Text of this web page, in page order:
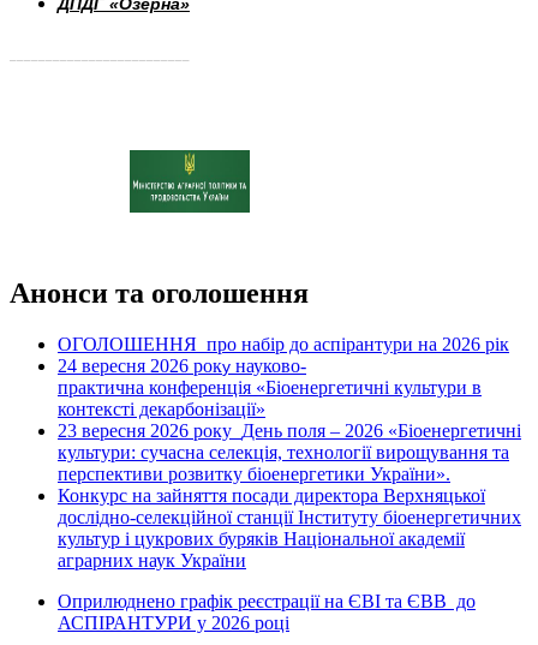
ДПДГ «Озерна»
Анонси та оголошення
ОГОЛОШЕННЯ про набір до аспірантури на 2026 рік
24 вересня 2026 року науково-
практична конференція «Біоенергетичні культури в
контексті декарбонізації»
23 вересня 2026 року День поля – 2026 «Біоенергетичні
культури: сучасна селекція, технології вирощування та
перспективи розвитку біоенергетики України».
Конкурс на зайняття посади директора Верхняцької
дослідно-селекційної станції Інституту біоенергетичних
культур і цукрових буряків Національної академії
аграрних наук України
Оприлюднено графік реєстрації на ЄВІ та ЄВВ до
АСПІРАНТУРИ у 2026 році